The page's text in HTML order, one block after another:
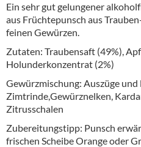
Öle & Küchenartikel
Kaffee
Barzubehör
Equipment
Verpackung
Hygieneartikel &
Ein sehr gut gelungener
aus Früchtepunsch aus
feinen Gewürzen.
Zutaten: Traubensaft (49%),
Holunderkonzentrat (2%)
Gewürzmischung: Auszüge und
Zimtrinde,Gewürznelken,
Zitrusschalen
Zubereitungstipp: Punsch
frischen Scheibe Orange oder